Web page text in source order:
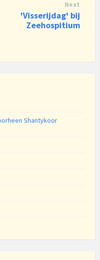
Next
'Visserijdag' bij
Zeehospitium
Shantykoor